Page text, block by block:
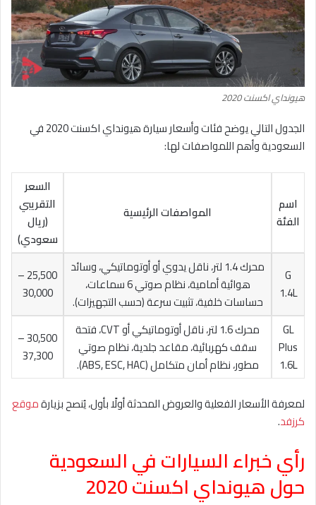
هيونداي اكسنت 2020
الجدول التالي يوضح فئات وأسعار سيارة هيونداي اكسنت 2020 في
السعودية وأهم اللمواصفات لها:
اسم
الفئة
المواصفات الرئيسية
السعر
التقريبي
(ريال
سعودي)
G
1.4L
محرك 1.4 لتر، ناقل يدوي أو أوتوماتيكي، وسائد
هوائية أمامية، نظام صوتي 6 سماعات،
حساسات خلفية، تثبيت سرعة (حسب التجهيزات).
25,500 –
30,000
GL
Plus
1.6L
محرك 1.6 لتر، ناقل أوتوماتيكي أو CVT، فتحة
سقف كهربائية، مقاعد جلدية، نظام صوتي
مطور، نظام أمان متكامل (ABS, ESC, HAC).
30,500 –
37,300
لمعرفة الأسعار الفعلية والعروض المحدثة أولًا بأول، يُنصح بزيارةموقع
كرزفد.
رأي خبراء السيارات في السعودية
حول هيونداي اكسنت 2020